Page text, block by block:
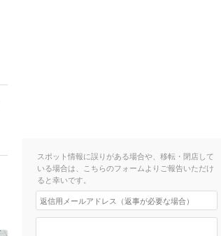
スポット情報に誤りがある場合や、移転・閉店して
いる場合は、こちらのフォームよりご報告いただけ
ると幸いです。